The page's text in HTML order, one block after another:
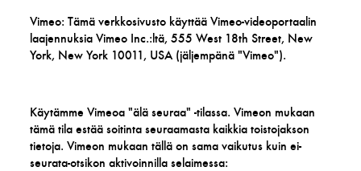
Vimeo: Tämä verkkosivusto käyttää Vimeo-videoportaalin
laajennuksia Vimeo Inc.:ltä, 555 West 18th Street, New
York, New York 10011, USA (jäljempänä "Vimeo").
Käytämme Vimeoa "älä seuraa" -tilassa. Vimeon mukaan
tämä tila estää soitinta seuraamasta kaikkia toistojakson
tietoja. Vimeon mukaan tällä on sama vaikutus kuin ei-
seurata-otsikon aktivoinnilla selaimessa: